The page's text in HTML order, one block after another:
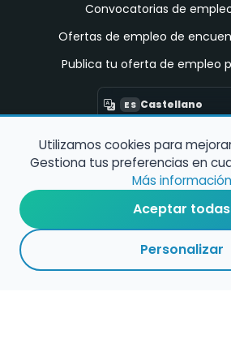
Convocatorias de
Ofertas de empleo de
Publica tu oferta de empleo
ES Castellano
Encuentra
Buscador de
Encuentra Pianista
Asesoría para músicos y
Utilizamos cookies para
Gestiona tus preferencias en
Más información
Aceptar todas
Personalizar